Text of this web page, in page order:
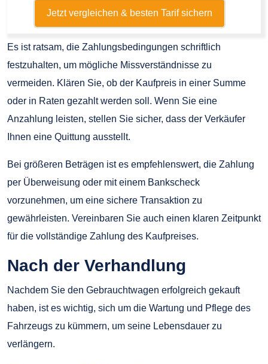
Jetzt vergleichen & besten Tarif sichern
Es ist ratsam, die Zahlungsbedingungen schriftlich
festzuhalten, um mögliche Missverständnisse zu
vermeiden. Klären Sie, ob der Kaufpreis in einer Summe
oder in Raten gezahlt werden soll. Wenn Sie eine
Anzahlung leisten, stellen Sie sicher, dass der Verkäufer
Ihnen eine Quittung ausstellt.
Bei größeren Beträgen ist es empfehlenswert, die Zahlung
per Überweisung oder mit einem Bankscheck
vorzunehmen, um eine sichere Transaktion zu
gewährleisten. Vereinbaren Sie auch einen klaren Zeitpunkt
für die vollständige Zahlung des Kaufpreises.
Nach der Verhandlung
Nachdem Sie den Gebrauchtwagen erfolgreich gekauft
haben, ist es wichtig, sich um die Wartung und Pflege des
Fahrzeugs zu kümmern, um seine Lebensdauer zu
verlängern.